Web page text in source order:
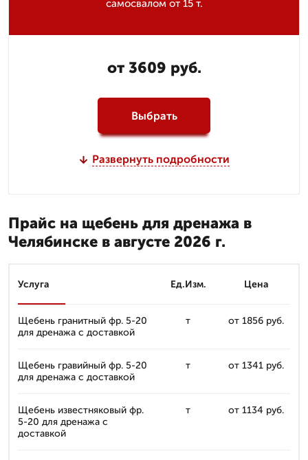
самосвалом от 15 т.
от 3609 руб.
Выбрать
Развернуть подробности
Прайс на щебень для дренажа в
Челябинске в августе 2026 г.
Услуга Ед.Изм. Цена
Щебень гранитный фр. 5-20
для дренажа с доставкой
т от 1856 руб.
Щебень гравийный фр. 5-20
для дренажа с доставкой
т от 1341 руб.
Щебень известняковый фр.
5-20 для дренажа с
доставкой
т от 1134 руб.